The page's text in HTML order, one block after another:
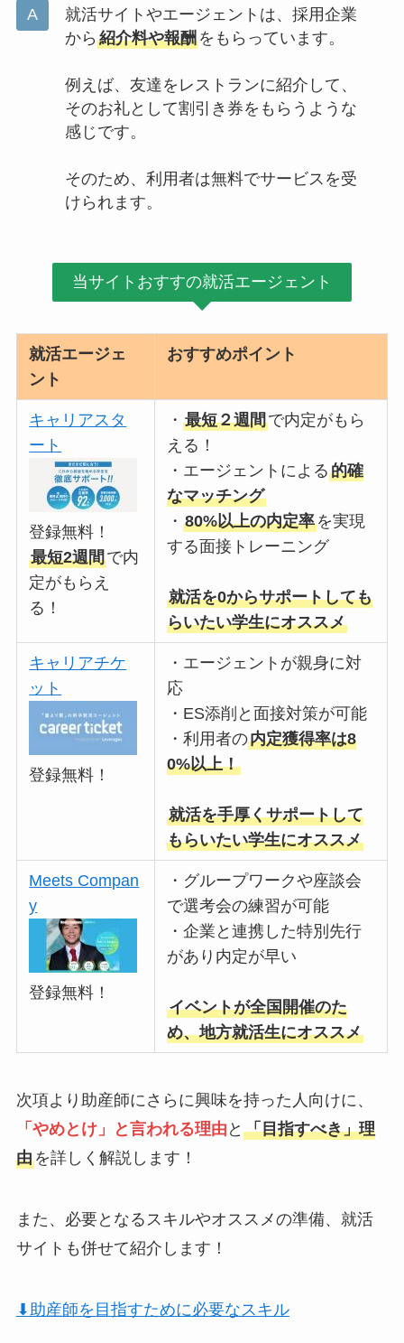
就活サイトやエージェントは、採用企業
から 紹介料や報酬をもらっています。
例えば、友達をレストランに紹介して、
そのお礼として割引き券をもらうような
感じです。
そのため、利用者は無料でサービスを受
けられます。
当サイトおすすの就活エージェント
就活エージェ
ント
おすすめポイント
キャリアスタ
ート
登録無料！
最短2週間で内
定がもらえ
る！
・最短２週間で内定がもら
える！
・エージェントによる的確
なマッチング
・80%以上の内定率を実現
する面接トレーニング
就活を0からサポートしても
らいたい学生にオススメ
キャリアチケ
ット
登録無料！
・エージェントが親身に対
応
・ES添削と面接対策が可能
・利用者の内定獲得率は8
0%以上！
就活を手厚くサポートして
もらいたい学生にオススメ
Meets Compan
y
登録無料！
・グループワークや座談会
で選考会の練習が可能
・企業と連携した特別先行
があり内定が早い
イベントが全国開催のた
め、地方就活生にオススメ
次項より助産師にさらに興味を持った人向けに、
「やめとけ」と言われる理由 と 「目指すべき」理
由を詳しく解説します！
また、必要となるスキルやオススメの準備、就活
サイトも併せて紹介します！
⬇︎助産師を目指すために必要なスキル